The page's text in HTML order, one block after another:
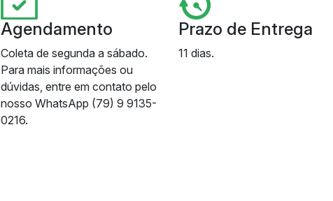
Agendamento
Coleta de segunda a sábado.
Para mais informações ou
dúvidas, entre em contato pelo
nosso WhatsApp (79) 9 9135-
0216.
Prazo de Entrega
11 dias.